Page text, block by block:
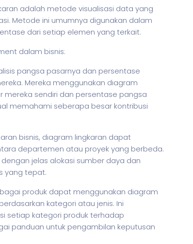
adalah metode visualisasi data yang
Metode ini umumnya digunakan dalam
dari setiap elemen yang terkait.
dalam bisnis:
pangsa pasarnya dan persentase
Mereka menggunakan diagram
sendiri dan persentase pangsa
memahami seberapa besar kontribusi
bisnis, diagram lingkaran dapat
departemen atau proyek yang berbeda.
jelas alokasi sumber daya dan
yang tepat.
produk dapat menggunakan diagram
kategori atau jenis. Ini
setiap kategori produk terhadap
panduan untuk pengambilan keputusan